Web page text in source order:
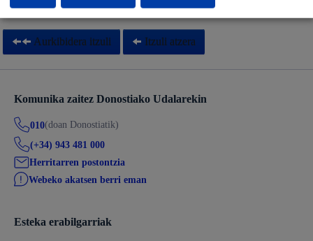
Aurkibidera itzuli Itzuli atzera
Komunika zaitez Donostiako Udalarekin
010(doan Donostiatik)
(+34) 943 481 000
Herritarren postontzia
Webeko akatsen berri eman
Esteka erabilgarriak